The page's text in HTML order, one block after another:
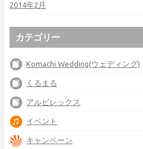
2014年2月
カテゴリー
Komachi Wedding(ウェディング)
くるまる
アルビレックス
イベント
キャンペーン